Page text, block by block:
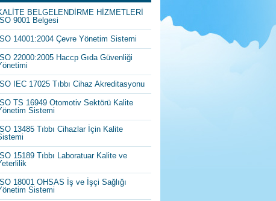
BELGELENDİRME HİZMETLERİ
ISO 9001 Belgesi
ISO 14001:2004 Çevre Yönetim Sistemi
ISO 22000:2005 Haccp Gıda Güvenliği
ISO IEC 17025 Tıbbı Cihaz Akreditasyonu
ISO TS 16949 Otomotiv Sektörü Kalite
Sistemi
ISO 13485 Tıbbı Cihazlar İçin Kalite
ISO 15189 Tıbbı Laboratuar Kalite ve
ISO 18001 OHSAS İş ve İşçi Sağlığı
Sistemi